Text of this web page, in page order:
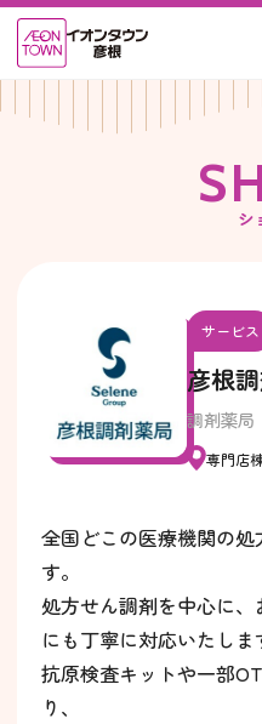
S
シ
サービス
彦根
調剤薬局
専門店
全国どこの医療機関の
す。
処方せん調剤を中心に
にも丁寧に対応いたしま
抗原検査キットや一部
り、